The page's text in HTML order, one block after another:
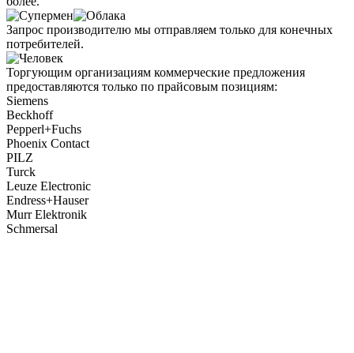
Запрос производителю мы отправляем только для конечных
потребителей.
Торгующим организациям коммерческие предложения
предоставляются только по прайсовым позициям:
Siemens
Beckhoff
Pepperl+Fuchs
Phoenix Contact
PILZ
Turck
Leuze Electronic
Endress+Hauser
Murr Elektronik
Schmersal